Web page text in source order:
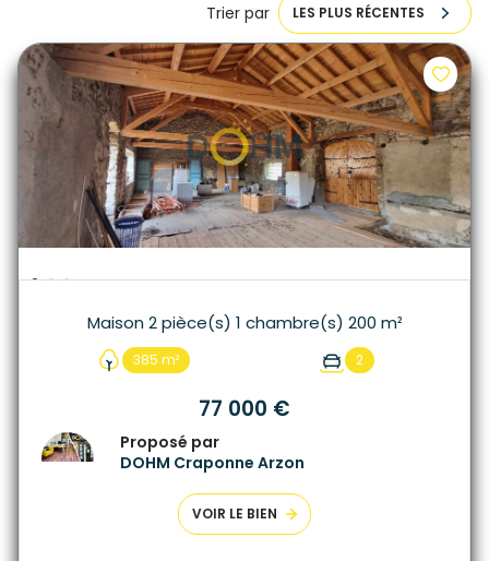
Trier par LES PLUS RÉCENTES
Maison 2 pièce(s) 1 chambre(s) 200 m²
385 m² 2
77 000 €
Proposé par
DOHM Craponne Arzon
VOIR LE BIEN